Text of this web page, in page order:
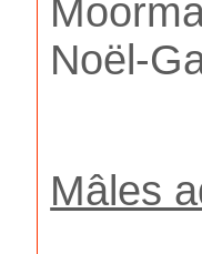
Noël-
Mâles